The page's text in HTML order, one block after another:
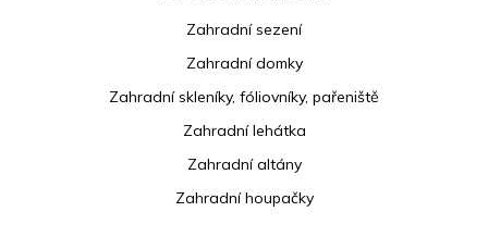
Zahradní sezení
Zahradní domky
Zahradní skleníky, fóliovníky, pařeniště
Zahradní lehátka
Zahradní altány
Zahradní houpačky